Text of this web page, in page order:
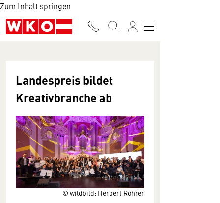
Zum Inhalt springen
© wildbild: Herbert Rohrer
Landespreis bildet
Kreativbranche ab